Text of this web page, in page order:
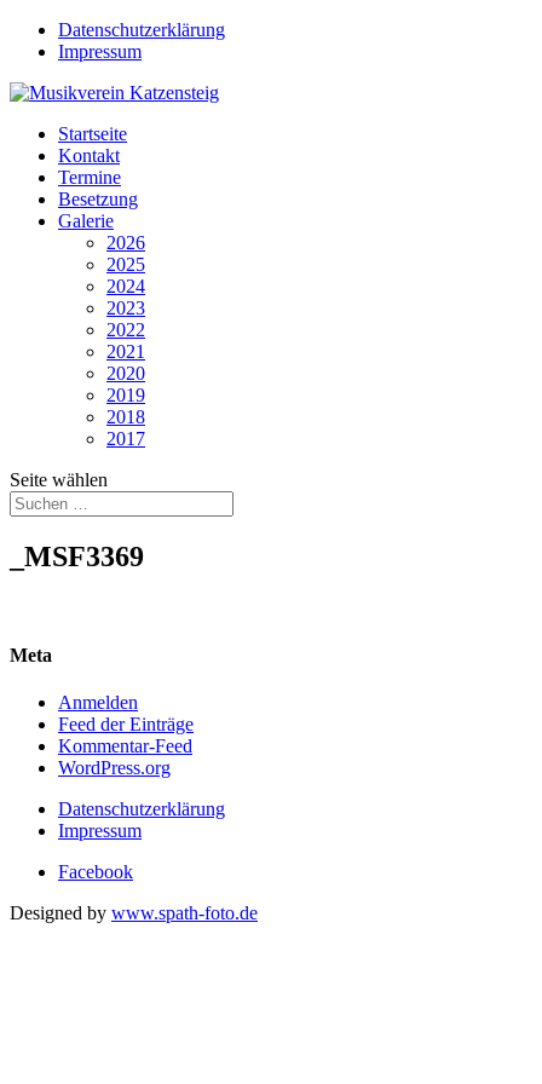
Datenschutzerklärung
Impressum
Startseite
Kontakt
Termine
Besetzung
Galerie
2026
2025
2024
2023
2022
2021
2020
2019
2018
2017
Seite wählen
_MSF3369
Meta
Anmelden
Feed der Einträge
Kommentar-Feed
WordPress.org
Datenschutzerklärung
Impressum
Facebook
Designed by www.spath-foto.de